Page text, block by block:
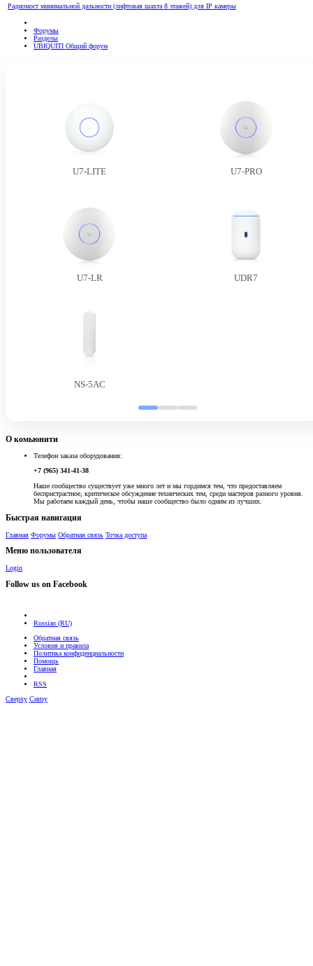
Радиомост минимальной дальности (лифтовая шахта 8 этажей) для IP камеры
Форумы
Разделы
UBIQUITI Общий форум
U7-LITE U7-PRO
U7-LR UDR7
NS-5AC
О комьюнити
Телефон заказа оборудования:
+7 (965) 341-41-38
Наше сообщество существует уже много лет и мы гордимся тем, что предоставляем
беспристрастное, критическое обсуждение технических тем, среди мастеров разного уровня.
Мы работаем каждый день, чтобы наше сообщество было одним из лучших.
Быстрая навигация
Главная Форумы Обратная связь Точка доступа
Меню пользователя
Login
Follow us on Facebook
Russian (RU)
Обратная связь
Условия и правила
Политика конфиденциальности
Помощь
Главная
RSS
Сверху Снизу